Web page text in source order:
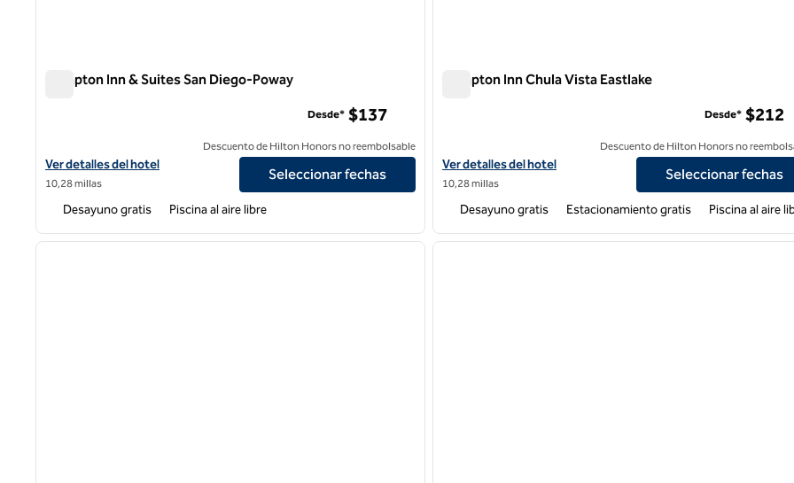
Hampton Inn & Suites San Diego-Poway
Ver detalles del hotel Hampton Inn & Suites San Diego-Poway
Ver detalles del hotel
10,28 millas
Desde* $137
Descuento de Hilton Honors no reembolsable
Seleccionar fechas
Desayuno gratis Piscina al aire libre
Hampton Inn Chula Vista Eastlake
Ver detalles del hotel Hampton Inn Chula Vista Eastlake
Ver detalles del hotel
10,28 millas
Desde* $212
Descuento de Hilton Honors no
Seleccionar fechas
Desayuno gratis Estacionamiento gratis Piscina al aire
1 de 12
siguiente imagen
1 de 12